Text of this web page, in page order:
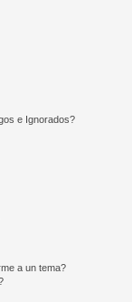
e Ignorados?
a un tema?